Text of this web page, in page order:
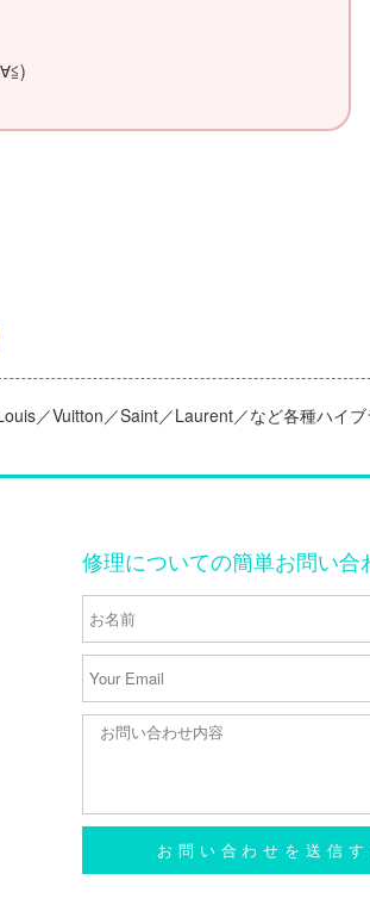
／Vuitton／Saint／Laurent／など各種ハイ
修理についての簡単お問い合
お問い合わせを送信す